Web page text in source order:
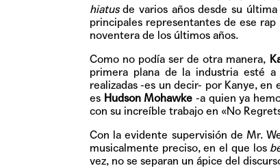
hiatusde varios años desde su
principales representantes de ese
noventera de los últimos años.
Como no podía ser de otra manera,
primera plana de la industria esté
realizadas -es un decir- por Kanye, en
es Hudson Mohawke -a quien ya
con su increíble trabajo en «No
Con la evidente supervisión de Mr.
musicalmente preciso, en el que los
vez, no se separan un ápice del